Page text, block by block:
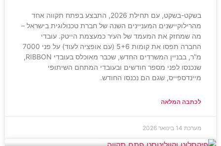
בשקט-בשקט, עם תחילת 2026, התבצע בפתח תקווה אחד
מהרילוקיישנים המעניינים השנה של חברת טכנולוגית בישראל –
מה שמחזק את המעמד של העיר כמעצמת הייטק. עובדי
החברה תפסו את קומות 5+6 (עם אופציה לעוד) על פני 7000
מ”ר, בבניין המשרדים החדש, שכבר מאוכלס בעובדי RIBBON,
שנכנסו לפני מספר חודשים ובעובדי המתחם השיתופי
מיינדספייס, שגם הם נכנסו החודש.
לכתבה המלאה
מערכת 14 בינואר 2026